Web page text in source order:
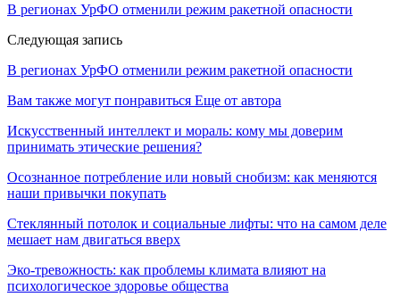
В регионах УрФО отменили режим ракетной опасности
Следующая запись
В регионах УрФО отменили режим ракетной опасности
Вам также могут понравиться Еще от автора
Искусственный интеллект и мораль: кому мы доверим
принимать этические решения?
Осознанное потребление или новый снобизм: как меняются
наши привычки покупать
Стеклянный потолок и социальные лифты: что на самом деле
мешает нам двигаться вверх
Эко-тревожность: как проблемы климата влияют на
психологическое здоровье общества